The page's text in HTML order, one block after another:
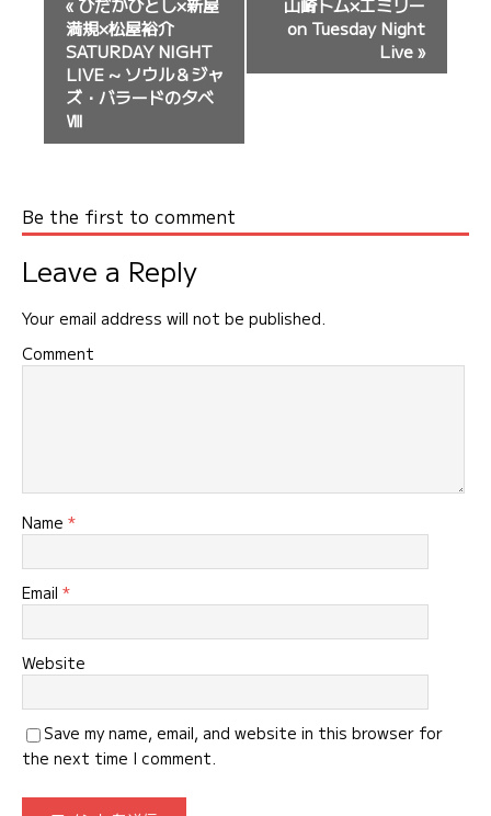
ビ
シ
ン
« ひだかひとし×新屋
満規×松屋裕介
SATURDAY NIGHT
LIVE ~ ソウル＆ジャ
ズ・バラードの夕べ
Ⅷ
山崎トム×エミリー
on Tuesday Night
Live»
Be the first to comment
Leave a Reply
Your email address will not be published.
Comment
Name *
Email *
Website
Save my name, email, and website in this browser for
the next time I comment.